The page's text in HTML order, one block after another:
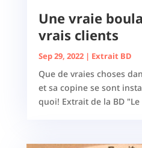
Une vraie
vrais clients
Sep 29, 2022| Extrait BD
Que de vraies choses
et sa copine se sont
quoi! Extrait de la BD